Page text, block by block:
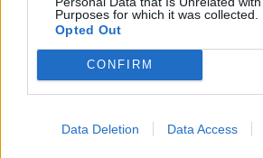
Purposes for which it was collected.
Opted Out
CONFIRM
Data Deletion Data Access